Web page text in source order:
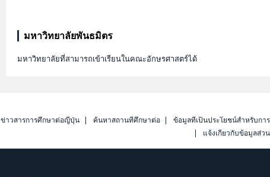
มหาวิทยาลัยพันธมิตร
มหาวิทยาลัยที่สามารถเข้าเรียนในคณะอักษรศาสตร์ได้
ข่าวสารการศึกษาต่อญี่ปุ่น ค้นหาสถานที่ศึกษาต่อ ข้อมูลที่เป็นประโยชน์สำหรับกา
แจ้งเกี่ยวกับข้อมูลส่ว